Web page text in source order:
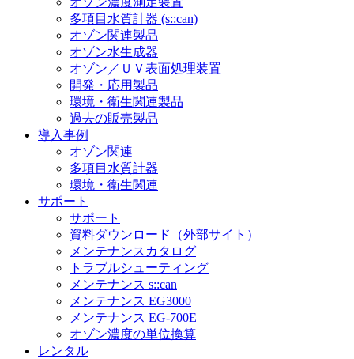
多項目水質計器 (s::can)
オゾン関連製品
オゾン水生成器
オゾン／ＵＶ表面処理装置
開発・応用製品
環境・衛生関連製品
過去の販売製品
導入事例
オゾン関連
多項目水質計器
環境・衛生関連
サポート
サポート
資料ダウンロード（外部サイト）
メンテナンスカタログ
トラブルシューティング
メンテナンス s::can
メンテナンス EG3000
メンテナンス EG-700E
オゾン濃度の単位換算
レンタル